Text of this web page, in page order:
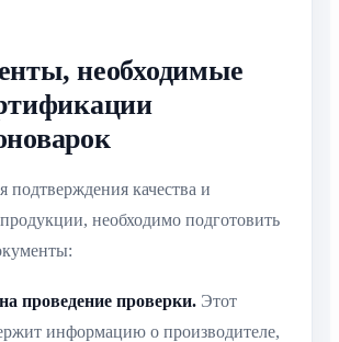
необходимые
подтверждения качества и
необходимо подготовить
проведение проверки. Этот
информацию о производителе,